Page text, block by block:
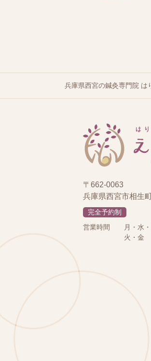
兵庫県西宮の鍼灸専門院 は
〒662-0063
兵庫県西宮市相生
完全予約制
営業時間
月・水
火・金